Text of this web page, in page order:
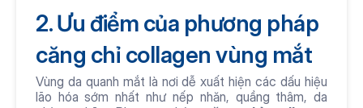
2. Ưu điểm của phương pháp
căng chỉ collagen vùng mắt
Vùng da quanh mắt là nơi dễ xuất hiện các dấu hiệu
lão hóa sớm nhất như nếp nhăn, quầng thâm, da